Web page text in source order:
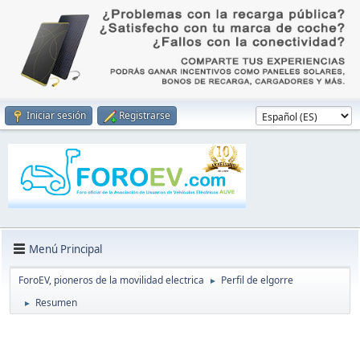
Iniciar sesión Registrarse
Menú Principal
ForoEV, pioneros de la movilidad electrica ► Perfil de elgorre
► Resumen